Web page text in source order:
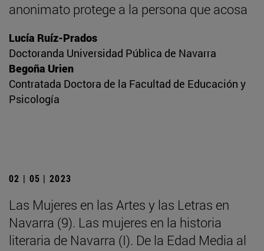
anonimato protege a la persona que acosa
Lucía Ruíz-Prados
Doctoranda Universidad Pública de Navarra
Begoña Urien
Contratada Doctora de la Facultad de Educación y
Psicología
02 | 05 | 2023
Las Mujeres en las Artes y las Letras en
Navarra (9). Las mujeres en la historia
literaria de Navarra (I). De la Edad Media al